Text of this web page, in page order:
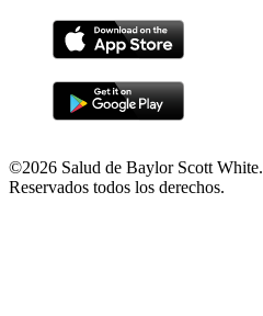
©2026 Salud de Baylor Scott White.
Reservados todos los derechos.